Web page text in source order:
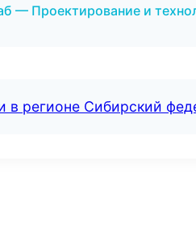
— Проектирование и
в регионе Сибирский